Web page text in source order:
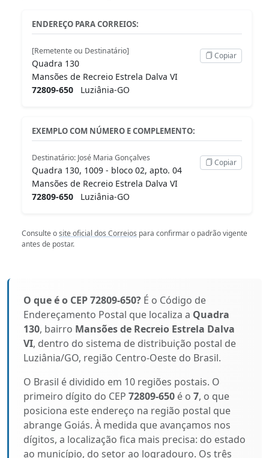
ENDEREÇO PARA CORREIOS:
[Remetente ou Destinatário]
Quadra 130
Mansões de Recreio Estrela Dalva VI
72809-650 Luziânia-GO
Copiar
EXEMPLO COM NÚMERO E COMPLEMENTO:
Destinatário: José Maria Gonçalves
Quadra 130, 1009 - bloco 02, apto. 04
Mansões de Recreio Estrela Dalva VI
72809-650 Luziânia-GO
Copiar
Consulte osite oficial dos Correios para confirmar o padrão vigente
antes de postar.
O que é o CEP 72809-650? É o Código de
Endereçamento Postal que localiza a Quadra
130, bairro Mansões de Recreio Estrela Dalva
VI, dentro do sistema de distribuição postal de
Luziânia/GO, região Centro-Oeste do Brasil.
O Brasil é dividido em 10 regiões postais. O
primeiro dígito do CEP 72809-650 é o 7, o que
posiciona este endereço na região postal que
abrange Goiás. À medida que avançamos nos
dígitos, a localização fica mais precisa: do estado
ao município, do setor ao logradouro. Os três